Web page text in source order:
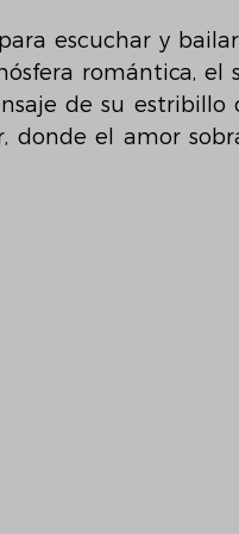
escuchar y
romántica, el
de su estribillo
donde el amor